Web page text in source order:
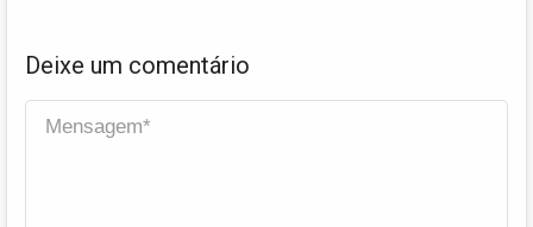
Deixe um comentário